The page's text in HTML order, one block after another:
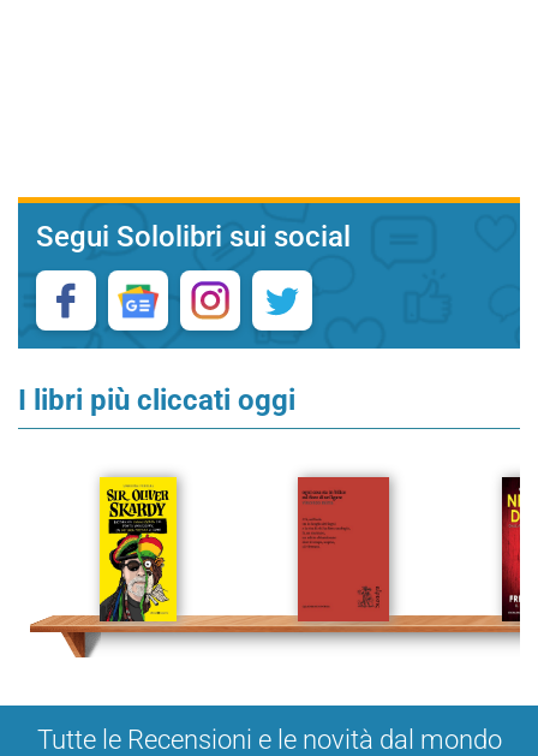
Segui Sololibri sui social
I libri più cliccati oggi
Tutte le Recensioni e le novità dal mondo